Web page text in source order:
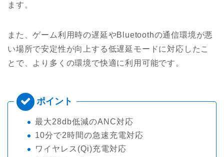
ます。
また、ゲーム利用時の遅延やBluetoothの通信環境が悪
い場所で安定性が向上する低遅延モードに対応したこ
とで、より多くの環境で快適に利用可能です。
最大28db低減のANC対応
10分で2時間の急速充電対応
ワイヤレス(Qi)充電対応